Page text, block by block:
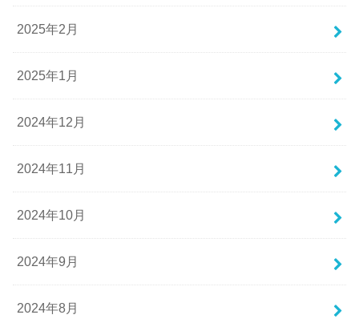
2025年2月
2025年1月
2024年12月
2024年11月
2024年10月
2024年9月
2024年8月